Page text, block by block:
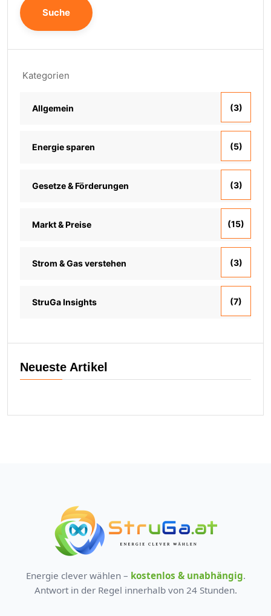
Suche
Kategorien
Allgemein (3)
Energie sparen (5)
Gesetze & Förderungen (3)
Markt & Preise (15)
Strom & Gas verstehen (3)
StruGa Insights (7)
Neueste Artikel
Energie clever wählen – kostenlos & unabhängig.
Antwort in der Regel innerhalb von 24 Stunden.